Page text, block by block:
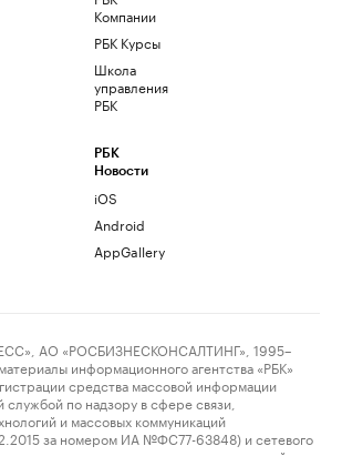
Компании
РБК Курсы
Школа
управления
РБК
РБК
Новости
iOS
Android
AppGallery
АО «РОСБИЗНЕСКОНСАЛТИНГ», 1995–
информационного агентства «РБК»
средства массовой информации
по надзору в сфере связи,
и массовых коммуникаций
за номером ИА №ФС77-63848) и сетевого